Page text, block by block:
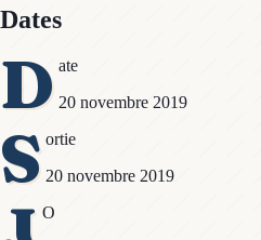
Dates
D ate
20 novembre 2019
S ortie
20 novembre 2019
O